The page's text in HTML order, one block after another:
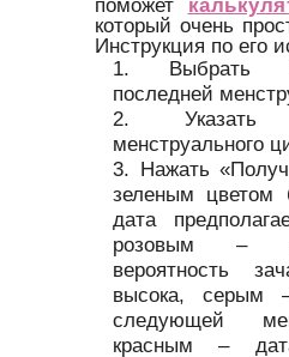
который очень
Инструкция по его
Выбрать
последней
Указать
менструального
Нажать
зеленым цветом
дата
розовым –
вероятность
высока, серым
следующей
красным –